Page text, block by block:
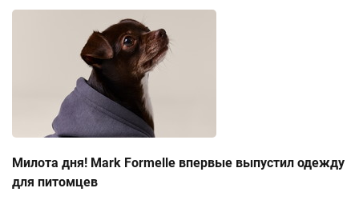
Милота дня! Mark Formelle впервые выпустил одежду
для питомцев